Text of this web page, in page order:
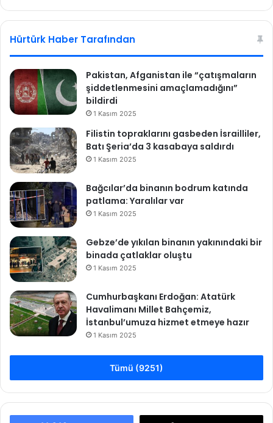
u
s
u
ğ
r
l
e
n
d
i
d
i
sit bo
Hürtürk Haber Tarafından
Pakistan, Afganistan ile “çatışmaların
şiddetlenmesini amaçlamadığını”
bildirdi
1 Kasım 2025
Filistin topraklarını gasbeden İsrailliler,
Batı Şeria’da 3 kasabaya saldırdı
1 Kasım 2025
Bağcılar’da binanın bodrum katında
patlama: Yaralılar var
1 Kasım 2025
Gebze’de yıkılan binanın yakınındaki bir
binada çatlaklar oluştu
1 Kasım 2025
Cumhurbaşkanı Erdoğan: Atatürk
Havalimanı Millet Bahçemiz,
İstanbul’umuza hizmet etmeye hazır
1 Kasım 2025
Tümü (9251)